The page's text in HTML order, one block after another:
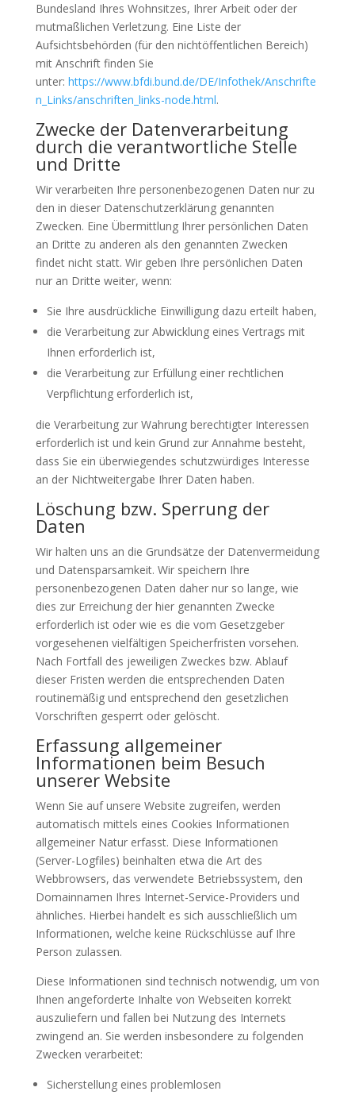
Bundesland Ihres Wohnsitzes, Ihrer Arbeit oder der
mutmaßlichen Verletzung. Eine Liste der
Aufsichtsbehörden (für den nichtöffentlichen Bereich)
mit Anschrift finden Sie
unter: https://www.bfdi.bund.de/DE/Infothek/Anschrifte
n_Links/anschriften_links-node.html.
Zwecke der Datenverarbeitung
durch die verantwortliche Stelle
und Dritte
Wir verarbeiten Ihre personenbezogenen Daten nur zu
den in dieser Datenschutzerklärung genannten
Zwecken. Eine Übermittlung Ihrer persönlichen Daten
an Dritte zu anderen als den genannten Zwecken
findet nicht statt. Wir geben Ihre persönlichen Daten
nur an Dritte weiter, wenn:
Sie Ihre ausdrückliche Einwilligung dazu erteilt haben,
die Verarbeitung zur Abwicklung eines Vertrags mit
Ihnen erforderlich ist,
die Verarbeitung zur Erfüllung einer rechtlichen
Verpflichtung erforderlich ist,
die Verarbeitung zur Wahrung berechtigter Interessen
erforderlich ist und kein Grund zur Annahme besteht,
dass Sie ein überwiegendes schutzwürdiges Interesse
an der Nichtweitergabe Ihrer Daten haben.
Löschung bzw. Sperrung der
Daten
Wir halten uns an die Grundsätze der Datenvermeidung
und Datensparsamkeit. Wir speichern Ihre
personenbezogenen Daten daher nur so lange, wie
dies zur Erreichung der hier genannten Zwecke
erforderlich ist oder wie es die vom Gesetzgeber
vorgesehenen vielfältigen Speicherfristen vorsehen.
Nach Fortfall des jeweiligen Zweckes bzw. Ablauf
dieser Fristen werden die entsprechenden Daten
routinemäßig und entsprechend den gesetzlichen
Vorschriften gesperrt oder gelöscht.
Erfassung allgemeiner
Informationen beim Besuch
unserer Website
Wenn Sie auf unsere Website zugreifen, werden
automatisch mittels eines Cookies Informationen
allgemeiner Natur erfasst. Diese Informationen
(Server-Logfiles) beinhalten etwa die Art des
Webbrowsers, das verwendete Betriebssystem, den
Domainnamen Ihres Internet-Service-Providers und
ähnliches. Hierbei handelt es sich ausschließlich um
Informationen, welche keine Rückschlüsse auf Ihre
Person zulassen.
Diese Informationen sind technisch notwendig, um von
Ihnen angeforderte Inhalte von Webseiten korrekt
auszuliefern und fallen bei Nutzung des Internets
zwingend an. Sie werden insbesondere zu folgenden
Zwecken verarbeitet:
Sicherstellung eines problemlosen